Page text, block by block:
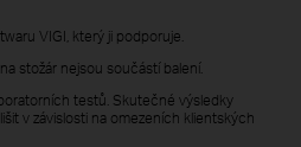
VIGI, který ji podporuje.
stožár nejsou součástí balení.
testů. Skutečné výsledky
v závislosti na omezeních klientských